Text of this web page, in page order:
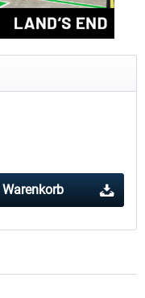
Aerosoft Airport Köln/
Warenkorb